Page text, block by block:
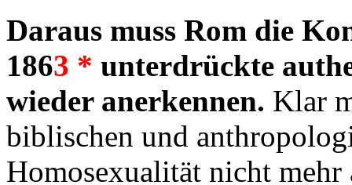
Daraus muss Rom die
1863 * unterdrückte
wieder anerkennen. Klar
biblischen und
Homosexualität nicht